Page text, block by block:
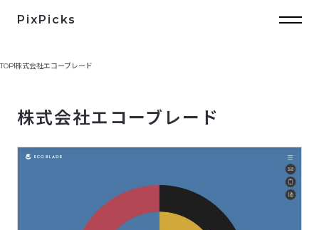
PixPicks
TOP株式会社エコーブレード
株式会社エコーブレード